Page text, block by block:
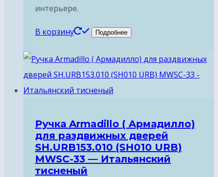
интерьере.
В корзину Подробнее
Ручка Armadillo ( Армадилло)
для раздвижных дверей
SH.URB153.010 (SH010 URB)
MWSC-33 — Итальянский
тисненый